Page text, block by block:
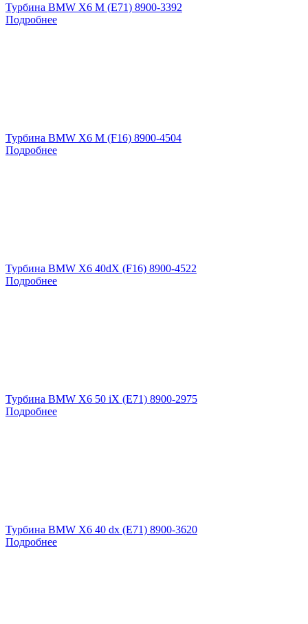
Турбина BMW X6 M (E71) 8900-3392
Подробнее
Турбина BMW X6 M (F16) 8900-4504
Подробнее
Турбина BMW X6 40dX (F16) 8900-4522
Подробнее
Турбина BMW X6 50 iX (E71) 8900-2975
Подробнее
Турбина BMW X6 40 dx (E71) 8900-3620
Подробнее